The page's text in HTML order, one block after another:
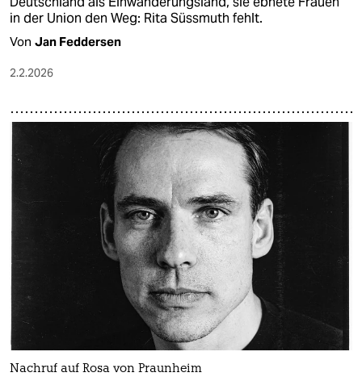
in der Union den Weg: Rita Süssmuth fehlt.
Von Jan Feddersen
2.2.2026
Nachruf auf Rosa von Praunheim